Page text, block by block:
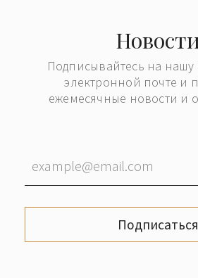
Подписывайтесь на нашу
электронной почте и
ежемесячные новости и
Подписаться